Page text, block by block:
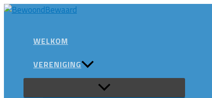
Ga
WELKOM
VERENIGING